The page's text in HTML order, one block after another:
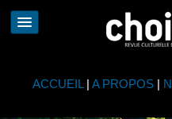
ACCUEIL | A PROPOS|